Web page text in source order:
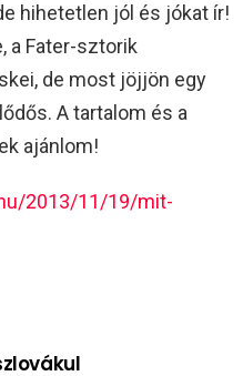
hihetetlen jól és jókat ír!
a Fater-sztorik
de most jöjjön egy
A tartalom és a
ajánlom!
2013/11/19/mit-